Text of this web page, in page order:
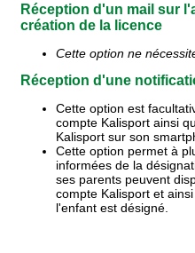
Réception d'un mail sur
création de la licence
Cette option ne
Réception d'une
Cette option est
compte Kalisport ainsi
Kalisport sur son
Cette option permet à
informées de la
ses parents peuvent
compte Kalisport et
l'enfant est désigné.